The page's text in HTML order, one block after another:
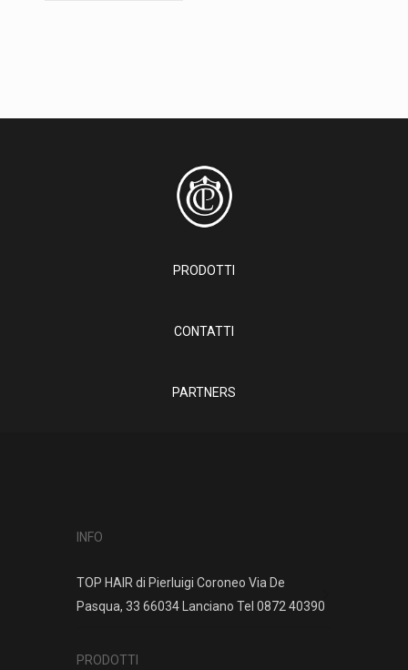
PRODOTTI
CONTATTI
PARTNERS
INFO
TOP HAIR di Pierluigi Coroneo Via De
Pasqua, 33 66034 Lanciano Tel 0872 40390
PRODOTTI